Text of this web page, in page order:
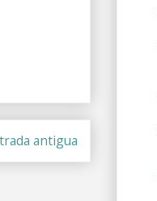
antigua